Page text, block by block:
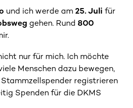
und ich werde am 25. Juli für
gehen. Rund 800
nur für mich. Ich möchte
Menschen dazu bewegen,
registrieren
Spenden für die DKMS